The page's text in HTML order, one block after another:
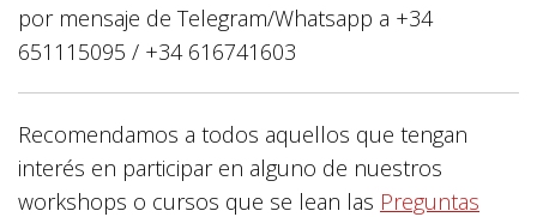
por mensaje de Telegram/Whatsapp a +34
651115095 / +34 616741603
Recomendamos a todos aquellos que tengan
interés en participar en alguno de nuestros
workshops o cursos que se lean las Preguntas